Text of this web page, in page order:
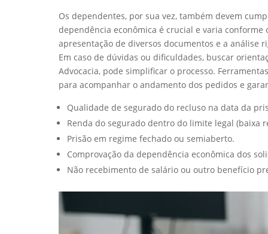
Os dependentes, por sua vez, também devem
dependência econômica é crucial e varia
apresentação de diversos documentos e a análise
Em caso de dúvidas ou dificuldades, buscar
Advocacia, pode simplificar o processo.
para acompanhar o andamento dos pedidos e
Qualidade de segurado do recluso na data da
Renda do segurado dentro do limite legal (baixa
Prisão em regime fechado ou semiaberto.
Comprovação da dependência econômica dos
Não recebimento de salário ou outro benefício